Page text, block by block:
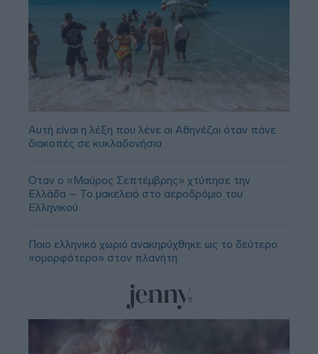
Αυτή είναι η λέξη που λένε οι Αθηνέζοι όταν πάνε
διακοπές σε κυκλαδονήσια
Όταν ο «Μαύρος Σεπτέμβρης» χτύπησε την
Ελλάδα – Το μακελειό στο αεροδρόμιο του
Ελληνικού
Ποιο ελληνικό χωριό ανακηρύχθηκε ως το δεύτερο
«ομορφότερο» στον πλανήτη